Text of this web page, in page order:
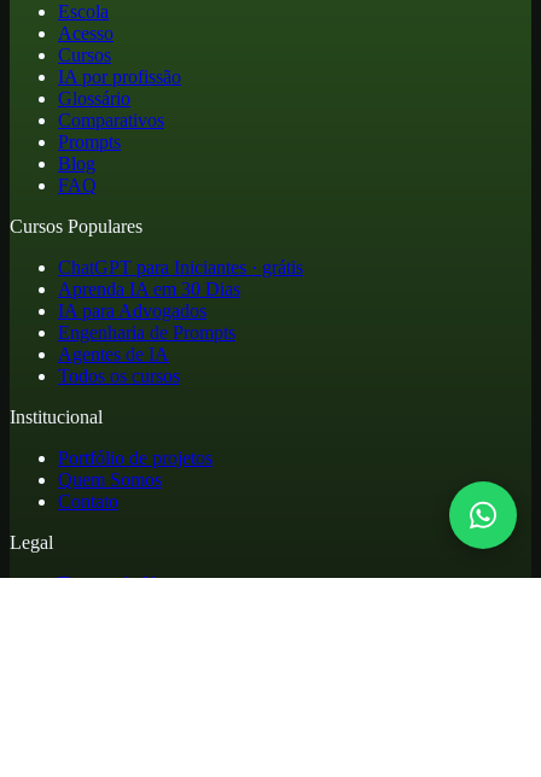
Escola
Acesso
Cursos
IA por profissão
Glossário
Comparativos
Prompts
Blog
FAQ
Cursos Populares
ChatGPT para Iniciantes · grátis
Aprenda IA em 30 Dias
IA para Advogados
Engenharia de Prompts
Agentes de IA
Todos os cursos
Institucional
Portfólio de projetos
Quem Somos
Contato
Legal
Termos de Uso